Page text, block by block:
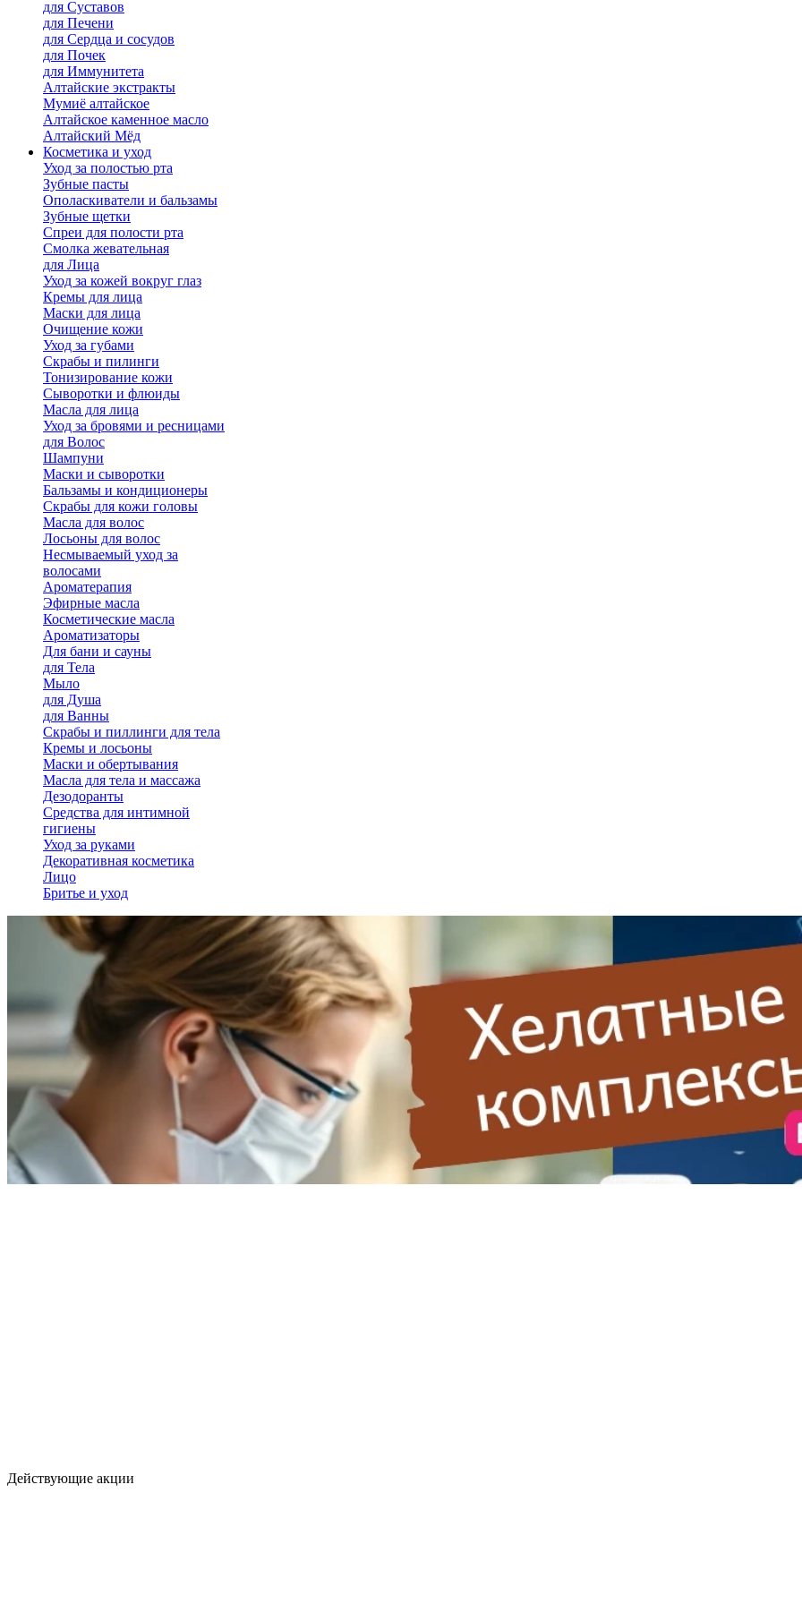
для Cуставов
для Печени
для Сердца и сосудов
для Почек
для Иммунитета
Алтайские экстракты
Мумиё алтайское
Алтайское каменное масло
Алтайский Мёд
Косметика и уход
Уход за полостью рта
Зубные пасты
Ополаскиватели и бальзамы
Зубные щетки
Спреи для полости рта
Смолка жевательная
для Лица
Уход за кожей вокруг глаз
Кремы для лица
Маски для лица
Очищение кожи
Уход за губами
Скрабы и пилинги
Тонизирование кожи
Сыворотки и флюиды
Масла для лица
Уход за бровями и ресницами
для Волос
Шампуни
Маски и сыворотки
Бальзамы и кондиционеры
Скрабы для кожи головы
Масла для волос
Лосьоны для волос
Несмываемый уход за
волосами
Ароматерапия
Эфирные масла
Косметические масла
Ароматизаторы
Для бани и сауны
для Тела
Мыло
для Душа
для Ванны
Скрабы и пиллинги для тела
Кремы и лосьоны
Маски и обертывания
Масла для тела и массажа
Дезодоранты
Средства для интимной
гигиены
Уход за руками
Декоративная косметика
Лицо
Бритье и уход
Действующие акции